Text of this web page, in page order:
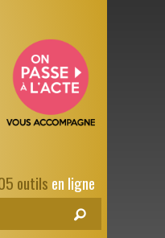
outils en ligne